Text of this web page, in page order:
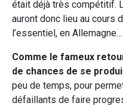
était déjà très compétitif.
auront donc lieu au cours
l’essentiel, en Allemagne…
Comme le fameux
de chances de se
peu de temps, pour
défaillants de faire